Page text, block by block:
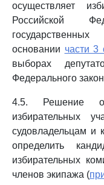
осуществляет
Российской
основании части 3
выборах
Федерального
4.5. Решение
избирательных
судовладельцам и
определить
избирательных
членов экипажа (